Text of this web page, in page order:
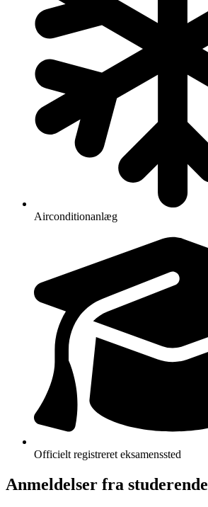
Airconditionanlæg
Officielt registreret eksamenssted
Anmeldelser fra studerende